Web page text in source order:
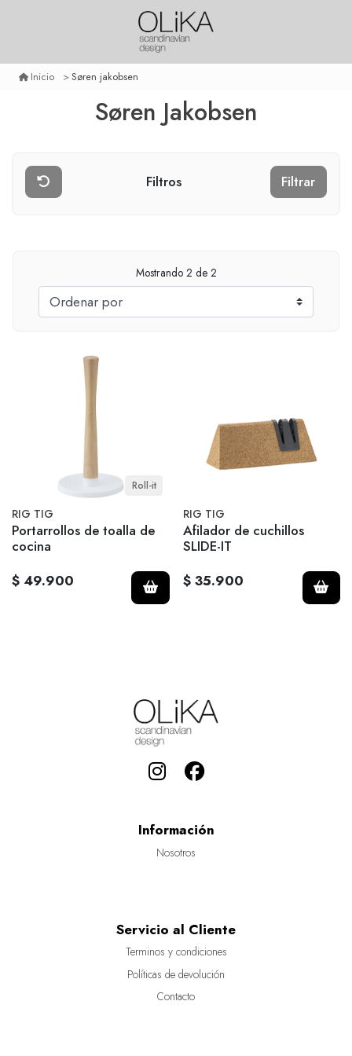
Inicio Søren jakobsen
Søren Jakobsen
Filtros Filtrar
Mostrando 2 de 2
Roll-it
RIG TIG
Portarrollos de toalla de
cocina
$ 49.900
RIG TIG
Afilador de cuchillos
SLIDE-IT
$ 35.900
Información
Nosotros
Servicio al Cliente
Terminos y condiciones
Políticas de devolución
Contacto